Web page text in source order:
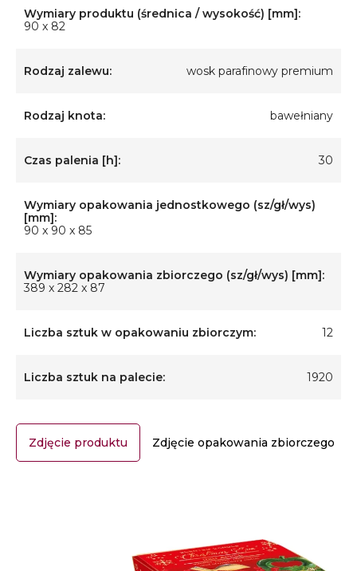
Wymiary produktu (średnica / wysokość) [mm]:
90 x 82
Rodzaj zalewu: wosk parafinowy premium
Rodzaj knota: bawełniany
Czas palenia [h]: 30
Wymiary opakowania jednostkowego (sz/gł/wys)
[mm]:
90 x 90 x 85
Wymiary opakowania zbiorczego (sz/gł/wys) [mm]:
389 x 282 x 87
Liczba sztuk w opakowaniu zbiorczym: 12
Liczba sztuk na palecie: 1920
Zdjęcie produktu Zdjęcie opakowania zbiorczego